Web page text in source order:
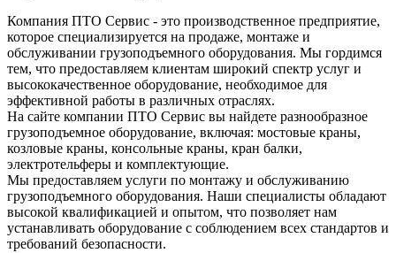
Компания ПТО Сервис - это производственное предприятие,
которое специализируется на продаже, монтаже и
обслуживании грузоподъемного оборудования. Мы гордимся
тем, что предоставляем клиентам широкий спектр услуг и
высококачественное оборудование, необходимое для
эффективной работы в различных отраслях.
На сайте компании ПТО Сервис вы найдете разнообразное
грузоподъемное оборудование, включая: мостовые краны,
козловые краны, консольные краны, кран балки,
электротельферы и комплектующие.
Мы предоставляем услуги по монтажу и обслуживанию
грузоподъемного оборудования. Наши специалисты обладают
высокой квалификацией и опытом, что позволяет нам
устанавливать оборудование с соблюдением всех стандартов и
требований безопасности.